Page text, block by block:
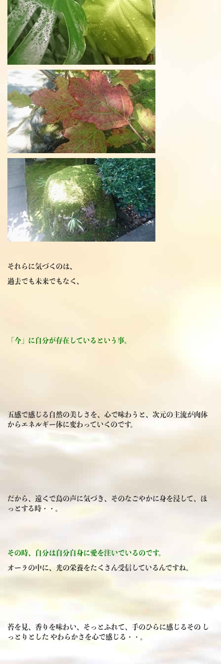
それらに気づくのは、
過去でも未来でもなく、
「今」に自分が存在しているという事。
五感で感じる自然の美しさを、心で味わうと、次元の主流が肉体
からエネルギー体に変わっていくのです。
だから、遠くで鳥の声に気づき、そのなごやかに身を浸して、ほ
っとする時・・。
その時、自分は自分自身に愛を注いでいるのです。
オーラの中に、光の栄養をたくさん受信しているんですね。
苔を見、香りを味わい、そっとふれて、手のひらに感じるその し
っとりとした やわらかさを心で感じる・・。